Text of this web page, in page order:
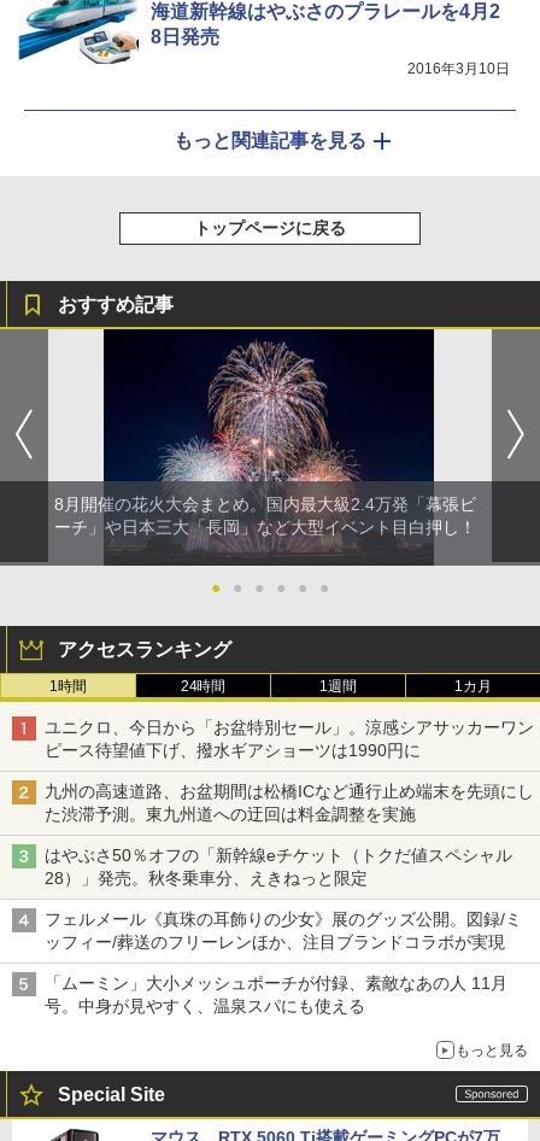
海道新幹線はやぶさのプラレールを4月2
8日発売
2016年3月10日
もっと関連記事を見る
トップページに戻る
おすすめ記事
8月開催の花火大会まとめ。国内最大級2.4万発「幕張ビ
ーチ」や日本三大「長岡」など大型イベント目白押し！
● ● ● ● ● ●
アクセスランキング
1時間 24時間 1週間 1カ月
ユニクロ、今日から「お盆特別セール」。涼感シアサッカーワン
ピース待望値下げ、撥水ギアショーツは1990円に
九州の高速道路、お盆期間は松橋ICなど通行止め端末を先頭にし
た渋滞予測。東九州道への迂回は料金調整を実施
はやぶさ50％オフの「新幹線eチケット（トクだ値スペシャル
28）」発売。秋冬乗車分、えきねっと限定
フェルメール《真珠の耳飾りの少女》展のグッズ公開。図録/ミ
ッフィー/葬送のフリーレンほか、注目ブランドコラボが実現
「ムーミン」大小メッシュポーチが付録、素敵なあの人 11月
号。中身が見やすく、温泉スパにも使える
もっと見る
Special Site